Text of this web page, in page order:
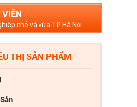
VIÊN
nhỏ và vừa TP Hà Nội
THỊ SẢN PHẨM